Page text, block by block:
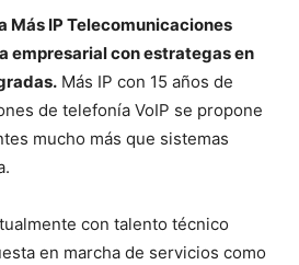
Más IP Telecomunicaciones
empresarial con estrategas en
Más IP con 15 años de
de telefonía VoIP se propone
mucho más que sistemas
con talento técnico
en marcha de servicios como